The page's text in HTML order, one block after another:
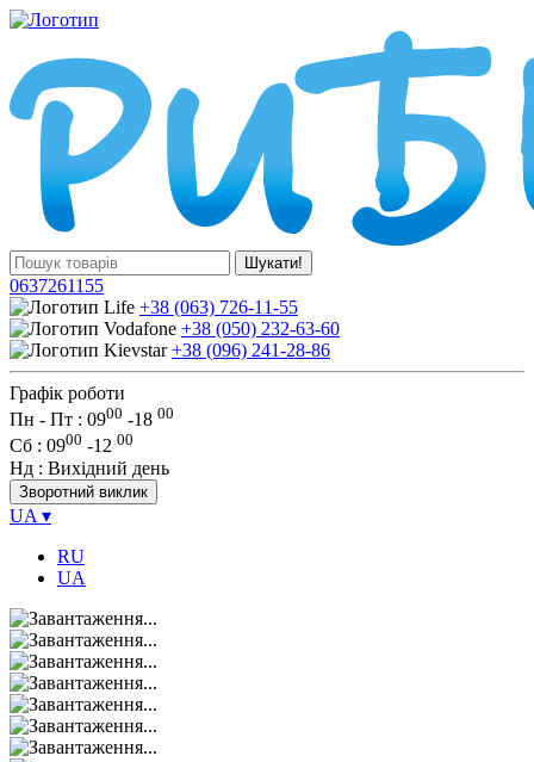
Шукати!
0637261155
+38 (063) 726-11-55
+38 (050) 232-63-60
+38 (096) 241-28-86
Графік роботи
Пн - Пт : 0900 -18 00
Сб : 0900 -12 00
Нд : Вихідний день
Зворотний виклик
UA ▾
RU
UA